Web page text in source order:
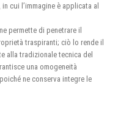
cui l’immagine è applicata al
permette di penetrare il
traspiranti; ciò lo rende il
alla tradizionale tecnica del
una omogeneità
ne conserva integre le